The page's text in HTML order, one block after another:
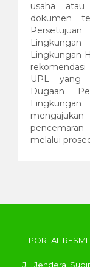
usaha
dokumen
Lingkungan
UPL yang
Dugaan
melalui
PORTAL
JL. Jenderal